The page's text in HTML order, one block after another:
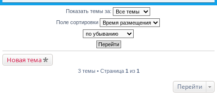
Показать темы за:
Поле сортировки
Новая тема
3 темы • Страница 1 из 1
Перейти